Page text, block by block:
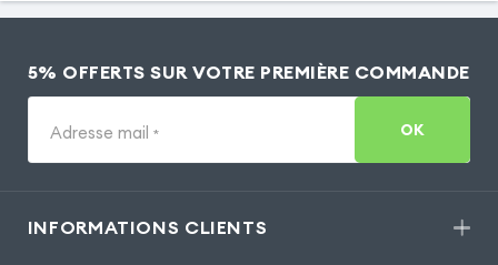
5% OFFERTS SUR VOTRE PREMIÈRE COMMANDE
Adresse mail * OK
INFORMATIONS CLIENTS